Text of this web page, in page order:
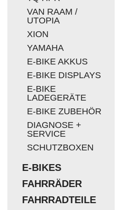
VAN RAAM /
UTOPIA
XION
YAMAHA
E-BIKE AKKUS
E-BIKE DISPLAYS
E-BIKE
LADEGERÄTE
E-BIKE ZUBEHÖR
DIAGNOSE +
SERVICE
SCHUTZBOXEN
E-BIKES
FAHRRÄDER
FAHRRADTEILE